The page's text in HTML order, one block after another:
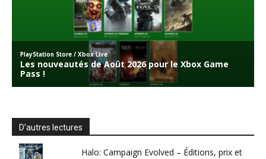
D’autres lectures
Halo: Campaign Evolved – Éditions, prix et